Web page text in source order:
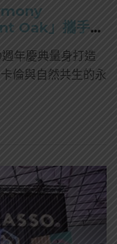
Oak」攜手太
年慶典量身打造
倫與自然共生的永